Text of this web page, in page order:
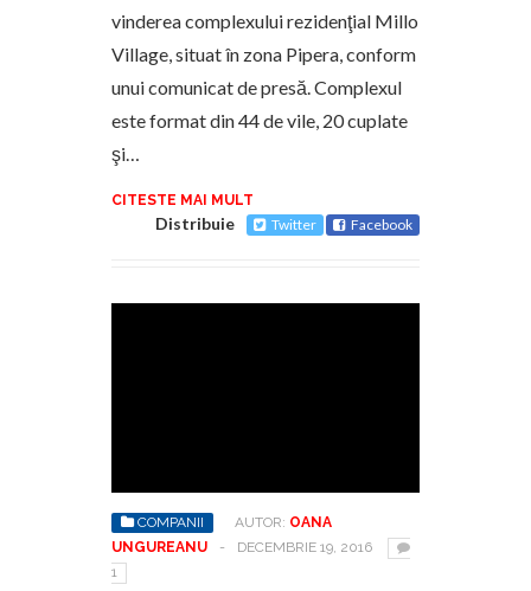
vinderea complexului rezidenţial Millo
Village, situat în zona Pipera, conform
unui comunicat de presă. Complexul
este format din 44 de vile, 20 cuplate
şi…
CITESTE MAI MULT
Distribuie Twitter Facebook
COMPANII AUTOR: OANA
UNGUREANU
-
DECEMBRIE 19, 2016
1